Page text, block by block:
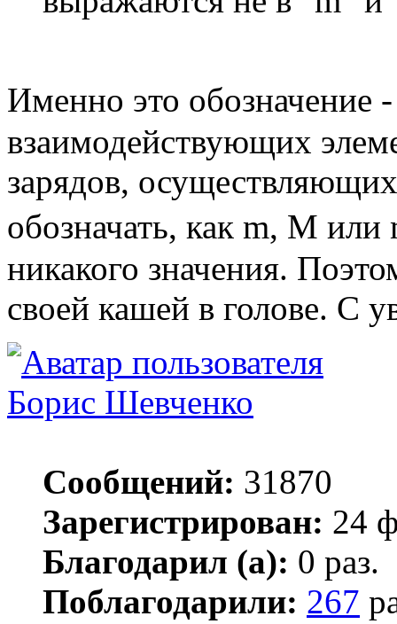
Именно это обозначение -
взаимодействующих
зарядов,
обозначать, как m, M или
никакого значения.
своей кашей в голове. С
Борис Шевченко
Сообщений: 31870
Зарегистрирован: 24
Благодарил (а): 0 раз.
Поблагодарили: 267